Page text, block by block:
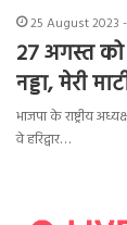
25 August 2023
27 अगस्त को
नड्डा, मेरी
भाजपा के राष्ट्रीय
वे हरिद्वार…